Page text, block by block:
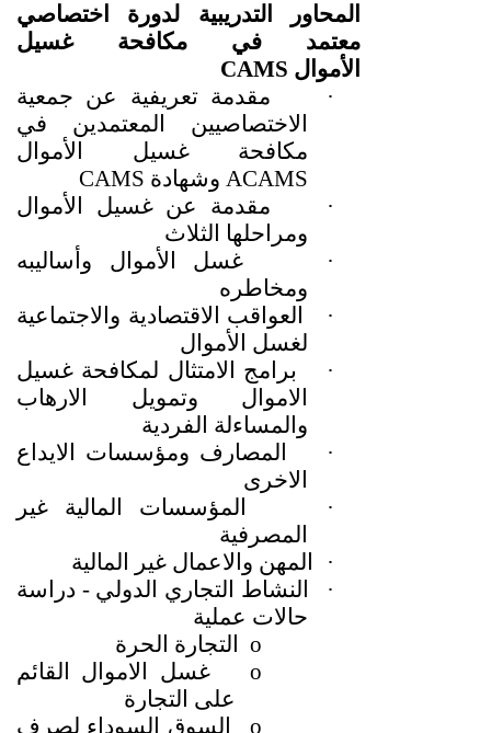
المحاور التدريبية لدورة
اختصاصي
معتمد في مكافحة غسيل
الأموال CAMS
·
مقدمة تعريفية عن جمعية
الاختصاصيين المعتمدين في
مكافحة غسيل الأموال
ACAMS وشهادة CAMS
·
مقدمة عن غسيل الأموال
ومراحلها الثلاث
·
غسل الأموال وأساليبه
ومخاطره
·
العواقب الاقتصادية والاجتماعية
لغسل الأموال
·
برامج الامتثال لمكافحة غسيل
الاموال وتمويل الارهاب
والمساءلة الفردية
·
المصارف ومؤسسات الايداع
الاخرى
·
المؤسسات المالية غير
المصرفية
·
المهن والاعمال غير المالية
·
النشاط التجاري الدولي - دراسة
حالات عملية
o
التجارة الحرة
o
غسل الاموال القائم
على التجارة
o
السوق السوداء لصرف